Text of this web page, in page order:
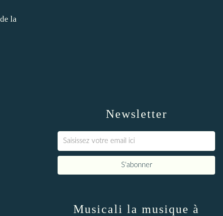
Newsletter
Musicali la musique à